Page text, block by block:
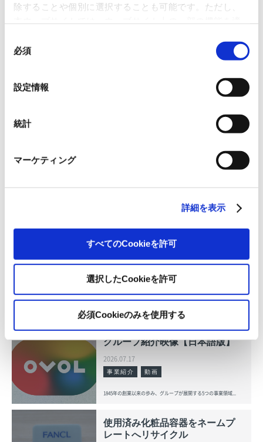
除することや個別に選択することも可能です。ただし、
いるので、ご注意ください。これらのクッキーが受け入
れられない場合、本ウェブサイトの機能が制限される場
必須
設定情報
統計
マーケティング
詳細を表示
すべてのCookieを許可
選択したCookieを許可
必須Cookieのみを使用する
3 月
紙が塗り替える風景（手触りのよい揉み紙の雑貨）を掲載いた
本社移転に関するお知らせ【PDF 121KB】
紙が塗り替える風景（窓辺を飾る和紙のシート）を掲載いたし
OVOL LOOP
グループ紹介映像【日本語版】
2026.07.17
事業紹介
動画
1845年の創業以来の歩み、グループが展開する5つの事業領域...
使用済み化粧品容器をネームプ
レートへリサイクル